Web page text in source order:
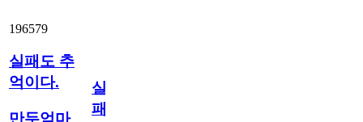
196579
실패도 추
억이다.
만두엄마
실
패